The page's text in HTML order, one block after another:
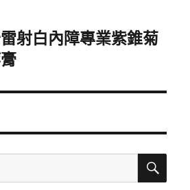
射白內障專業紫錐菊
搜